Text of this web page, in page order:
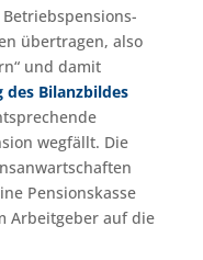
übertragen, also
und damit
des Bilanzbildes
wegfällt. Die
Pensionskasse
Arbeitgeber auf die